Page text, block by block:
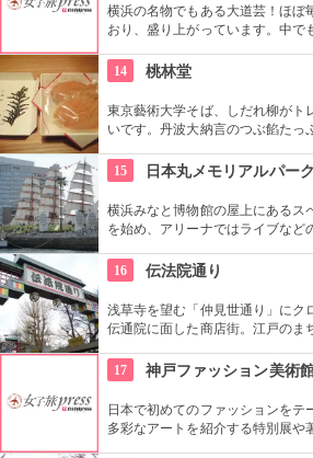
横浜の名物でもある大道芸！ほぼ
おり、盛り上がっています。中で
労される、驚きの芸に子供も大人
14 桃林堂
東京藝術大学そば、しだれ柳がト
いです。丹波大納言のつぶ餡たっ
ます。お抹茶をいただきながら店
15 日本丸メモリアルパーク
横浜みなと博物館の屋上にあるス
を始め、アリーナではライブなど
財に指定されています。
16 伝法院通り
浅草寺を望む「仲見世通り」にク
伝通院に面した商店街。江戸のま
あります。多彩なお店が並んでい
す。
17 神戸ファッション美術
日本で初めてのファッションをテ
多彩なアートを紹介する特別展や